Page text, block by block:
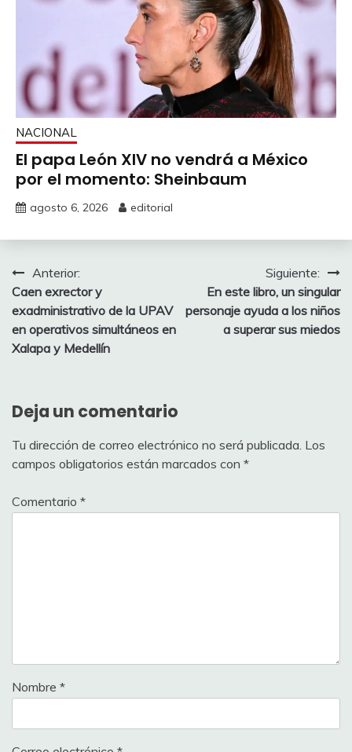
NACIONAL
El papa León XIV no vendrá a México
por el momento: Sheinbaum
agosto 6, 2026 editorial
Navegación
de
entradas
Anterior:
Caen exrector y
exadministrativo de la UPAV
en operativos simultáneos en
Xalapa y Medellín
Siguiente:
En este libro, un singular
personaje ayuda a los niños
a superar sus miedos
Deja un comentario
Tu dirección de correo electrónico no será publicada. Los
campos obligatorios están marcados con *
Comentario *
Nombre *